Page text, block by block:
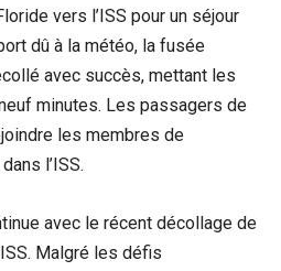
vers l’ISS pour un séjour
dû à la météo, la fusée
avec succès, mettant les
minutes. Les passagers de
les membres de
l’ISS.
avec le récent décollage de
Malgré les défis